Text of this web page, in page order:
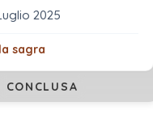
2025
sagra
CONCLUSA